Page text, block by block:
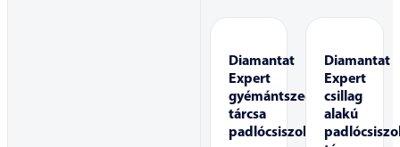
Diamantat
Expert
gyémántszegmenses
tárcsa
padlócsiszoláshoz
Diamantat
Expert
csillag
alakú